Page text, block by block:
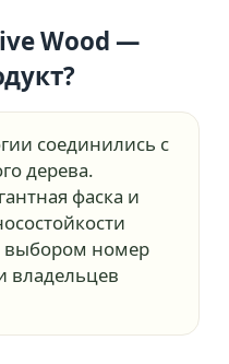
Wood —
соединились с
дерева.
фаска и
выбором номер
владельцев